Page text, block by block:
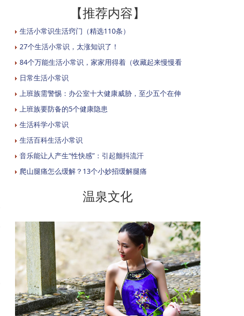
【推荐内容】
生活小常识生活窍门（精选110条）
27个生活小常识，太涨知识了！
84个万能生活小常识，家家用得着（收藏起来慢慢看
日常生活小常识
上班族需警惕：办公室十大健康威胁，至少五个在伸
上班族要防备的5个健康隐患
生活科学小常识
生活百科生活小常识
音乐能让人产生“性快感”：引起颤抖流汗
爬山腿痛怎么缓解？13个小妙招缓解腿痛
温泉文化